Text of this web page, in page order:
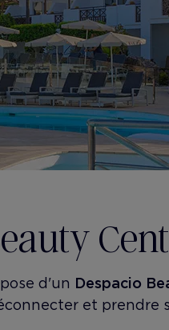
d'un Despacio
et prendre